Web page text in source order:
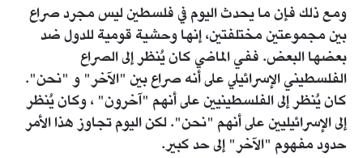
ومع ذلك فإن ما يحدث اليوم في فلسطين ليس مجرد صراع
بين مجموعتين مختلفتين، إنها وحشية قومية للدول ضد
بعضها البعض. ففي الماضي كان يُنظر إلى الصراع
الفلسطيني الإسرائيلي على أنه صراع بين "الآخر" و "نحن".
كان يُنظر إلى الفلسطينيين على أنهم "آخرون" ، وكان يُنظر
إلى الإسرائيليين على أنهم "نحن". لكن اليوم تجاوز هذا الأمر
حدود مفهوم "الآخر" إلى حد كبير.